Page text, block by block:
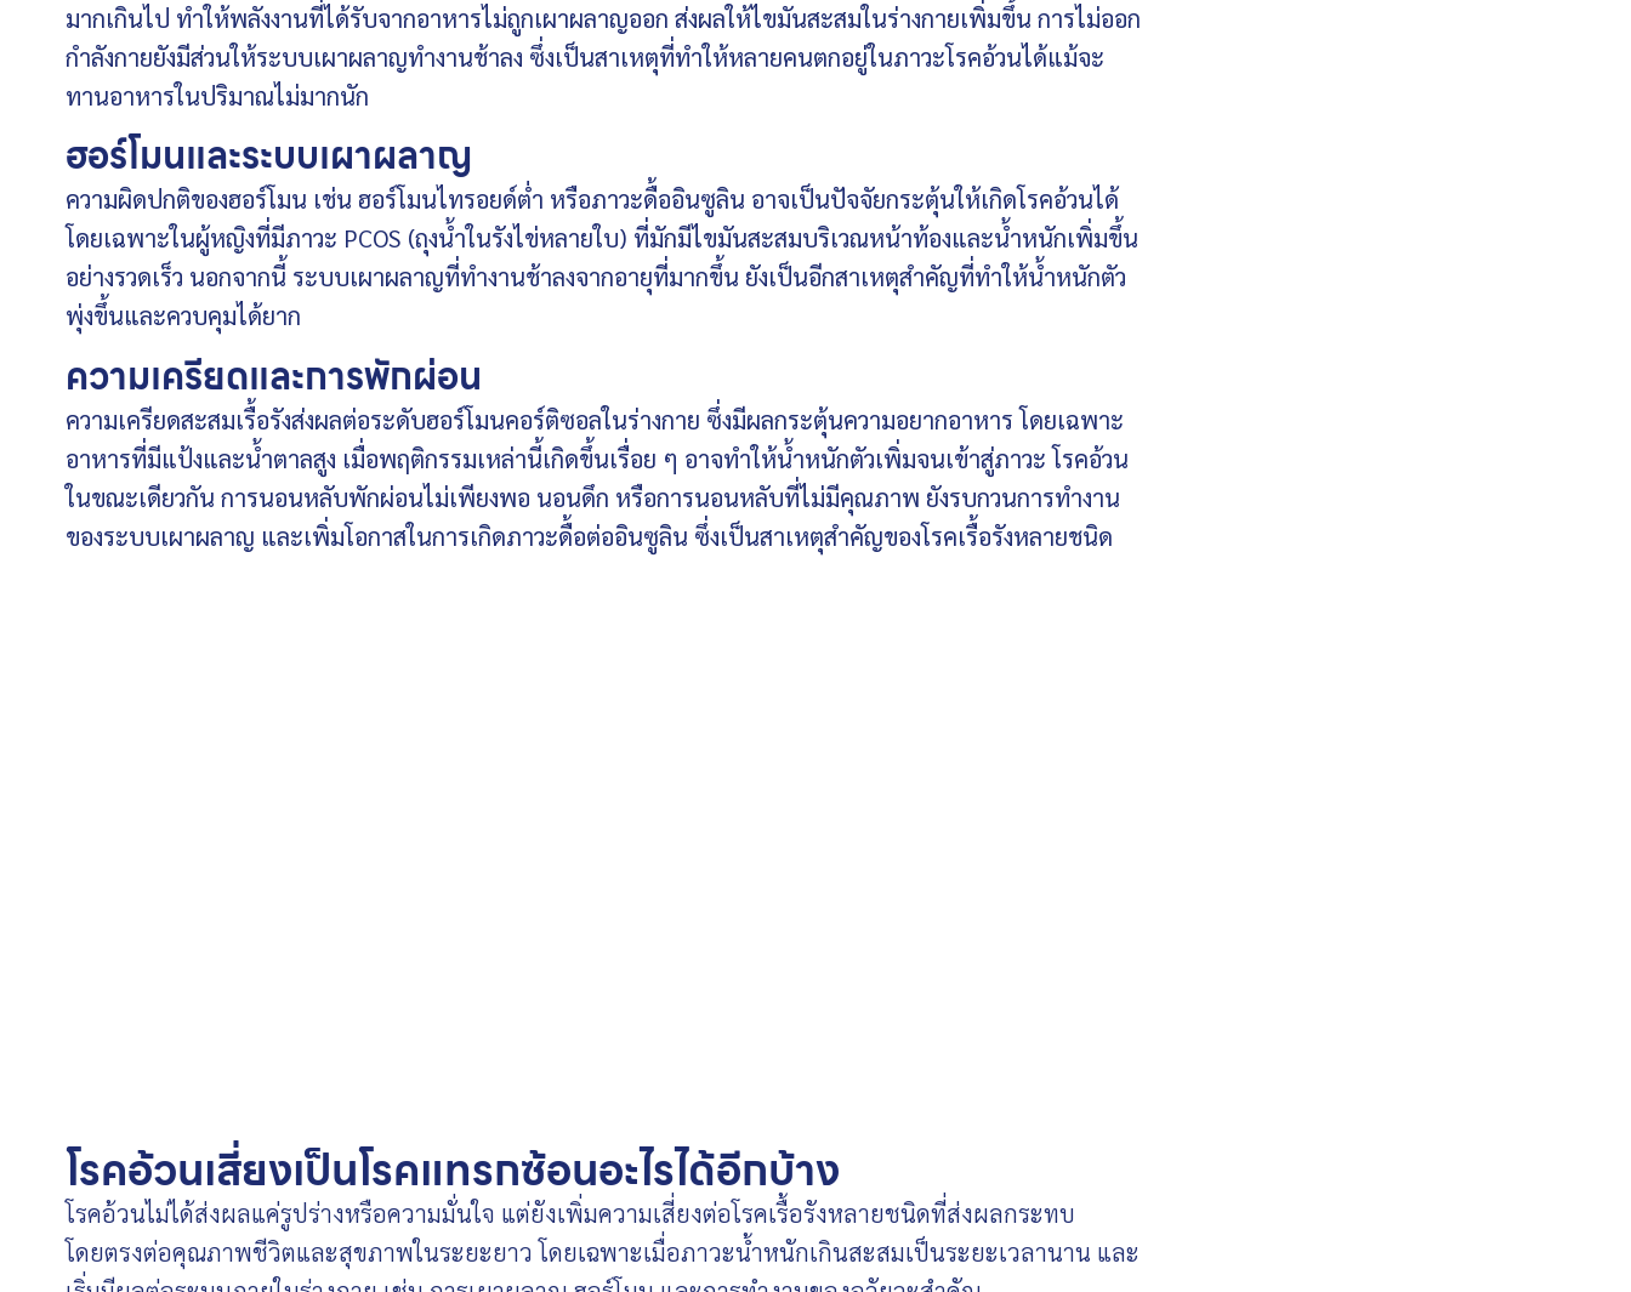
มากเกินไป ทำให้พลังงานที่ได้รับจากอาหารไม่ถูกเผาผลาญออก ส่งผลให้ไขมันสะสมในร่างกายเพิ่มขึ้น การไม่ออก
กำลังกายยังมีส่วนให้ระบบเผาผลาญทำงานช้าลง ซึ่งเป็นสาเหตุที่ทำให้หลายคนตกอยู่ในภาวะโรคอ้วนได้แม้จะ
ทานอาหารในปริมาณไม่มากนัก
ฮอร์โมนและระบบเผาผลาญ
ความผิดปกติของฮอร์โมน เช่น ฮอร์โมนไทรอยด์ต่ำ หรือภาวะดื้ออินซูลิน อาจเป็นปัจจัยกระตุ้นให้เกิดโรคอ้วนได้
โดยเฉพาะในผู้หญิงที่มีภาวะ PCOS (ถุงน้ำในรังไข่หลายใบ) ที่มักมีไขมันสะสมบริเวณหน้าท้องและน้ำหนักเพิ่มขึ้น
อย่างรวดเร็ว นอกจากนี้ ระบบเผาผลาญที่ทำงานช้าลงจากอายุที่มากขึ้น ยังเป็นอีกสาเหตุสำคัญที่ทำให้น้ำหนักตัว
พุ่งขึ้นและควบคุมได้ยาก
ความเครียดและการพักผ่อน
ความเครียดสะสมเรื้อรังส่งผลต่อระดับฮอร์โมนคอร์ติซอลในร่างกาย ซึ่งมีผลกระตุ้นความอยากอาหาร โดยเฉพาะ
อาหารที่มีแป้งและน้ำตาลสูง เมื่อพฤติกรรมเหล่านี้เกิดขึ้นเรื่อย ๆ อาจทำให้น้ำหนักตัวเพิ่มจนเข้าสู่ภาวะ โรคอ้วน
ในขณะเดียวกัน การนอนหลับพักผ่อนไม่เพียงพอ นอนดึก หรือการนอนหลับที่ไม่มีคุณภาพ ยังรบกวนการทำงาน
ของระบบเผาผลาญ และเพิ่มโอกาสในการเกิดภาวะดื้อต่ออินซูลิน ซึ่งเป็นสาเหตุสำคัญของโรคเรื้อรังหลายชนิด
โรคอ้วนเสี่ยงเป็นโรคแทรกซ้อนอะไรได้อีกบ้าง
โรคอ้วนไม่ได้ส่งผลแค่รูปร่างหรือความมั่นใจ แต่ยังเพิ่มความเสี่ยงต่อโรคเรื้อรังหลายชนิดที่ส่งผลกระทบ
โดยตรงต่อคุณภาพชีวิตและสุขภาพในระยะยาว โดยเฉพาะเมื่อภาวะน้ำหนักเกินสะสมเป็นระยะเวลานาน และ